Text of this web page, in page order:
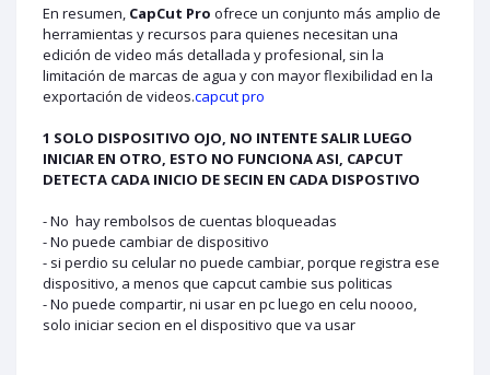
En resumen, CapCut Pro ofrece un conjunto más amplio de
herramientas y recursos para quienes necesitan una
edición de video más detallada y profesional, sin la
limitación de marcas de agua y con mayor flexibilidad en la
exportación de videos.capcut pro
1 SOLO DISPOSITIVO OJO, NO INTENTE SALIR LUEGO
INICIAR EN OTRO, ESTO NO FUNCIONA ASI, CAPCUT
DETECTA CADA INICIO DE SECIN EN CADA DISPOSTIVO
- No hay rembolsos de cuentas bloqueadas
- No puede cambiar de dispositivo
- si perdio su celular no puede cambiar, porque registra ese
dispositivo, a menos que capcut cambie sus politicas
- No puede compartir, ni usar en pc luego en celu noooo,
solo iniciar secion en el dispositivo que va usar